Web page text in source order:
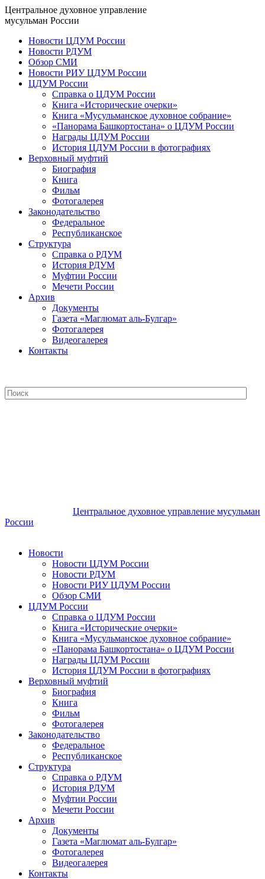
Центральное духовное управление
мусульман России
Новости ЦДУМ России
Новости РДУМ
Обзор СМИ
Новости РИУ ЦДУМ России
ЦДУМ России
Справка о ЦДУМ России
Книга «Исторические очерки»
Книга «Мусульманское духовное собрание»
«Панорама Башкортостана» о ЦДУМ России
Награды ЦДУМ России
История ЦДУМ России в фотографиях
Верховный муфтий
Биография
Книга
Фильм
Фотогалерея
Законодательство
Федеральное
Республиканское
Структура
Справка о РДУМ
История РДУМ
Муфтии России
Мечети России
Архив
Документы
Газета «Маглюмат аль-Булгар»
Фотогалерея
Видеогалерея
Контакты
Центральное духовное управление мусульман
России
Новости
Новости ЦДУМ России
Новости РДУМ
Новости РИУ ЦДУМ России
Обзор СМИ
ЦДУМ России
Справка о ЦДУМ России
Книга «Исторические очерки»
Книга «Мусульманское духовное собрание»
«Панорама Башкортостана» о ЦДУМ России
Награды ЦДУМ России
История ЦДУМ России в фотографиях
Верховный муфтий
Биография
Книга
Фильм
Фотогалерея
Законодательство
Федеральное
Республиканское
Структура
Справка о РДУМ
История РДУМ
Муфтии России
Мечети России
Архив
Документы
Газета «Маглюмат аль-Булгар»
Фотогалерея
Видеогалерея
Контакты